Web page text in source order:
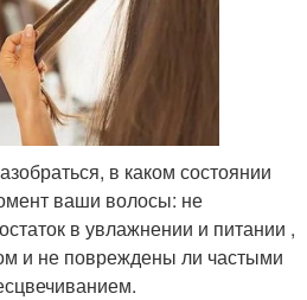
в каком состоянии
ваши волосы: не
в увлажнении и питании ,
и не повреждены ли частыми